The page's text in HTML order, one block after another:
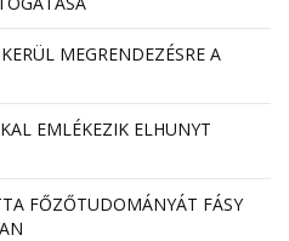
MEGRENDEZÉSRE A
EMLÉKEZIK ELHUNYT
FŐZŐTUDOMÁNYÁT FÁSY